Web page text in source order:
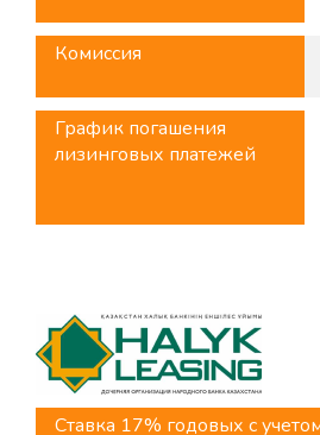
Комиссия
График погашения
лизинговых платежей
Ставка 17% годовых с